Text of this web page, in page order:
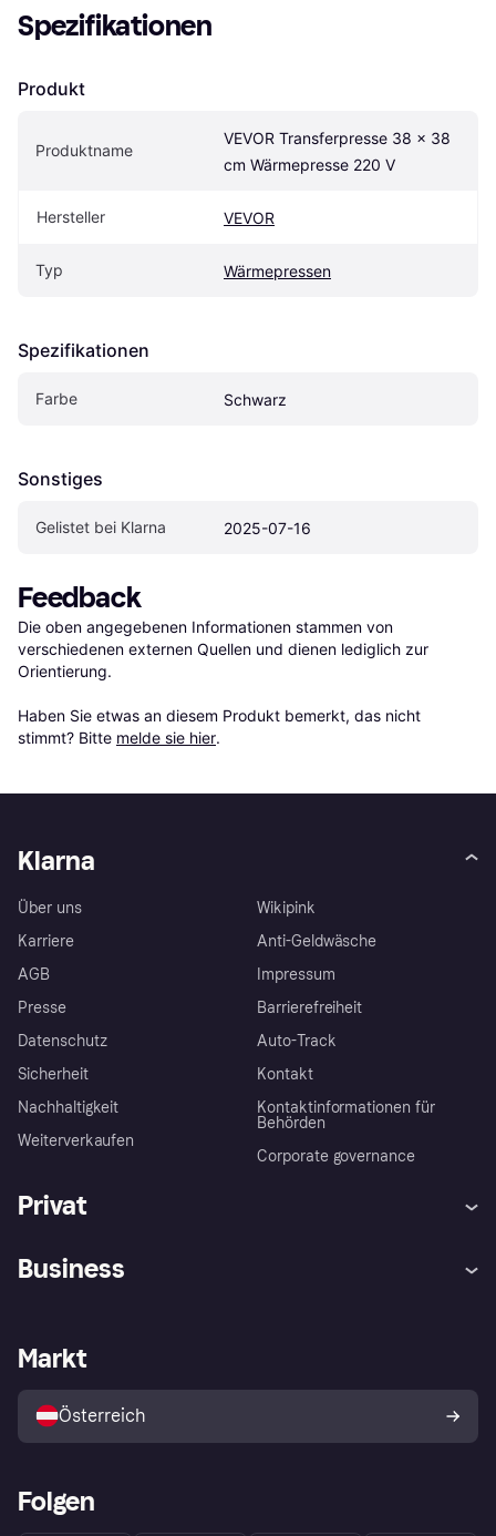
Spezifikationen
Produkt
Produktname
VEVOR Transferpresse 38 x 38
cm Wärmepresse 220 V
Hersteller VEVOR
Typ Wärmepressen
Spezifikationen
Farbe Schwarz
Sonstiges
Gelistet bei Klarna 2025-07-16
Feedback
Die oben angegebenen Informationen stammen von
verschiedenen externen Quellen und dienen lediglich zur
Orientierung.
Haben Sie etwas an diesem Produkt bemerkt, das nicht
stimmt? Bitte melde sie hier.
Klarna
Über uns
Karriere
AGB
Presse
Datenschutz
Sicherheit
Nachhaltigkeit
Weiterverkaufen
Wikipink
Anti-Geldwäsche
Impressum
Barrierefreiheit
Auto-Track
Kontakt
Kontaktinformationen für
Behörden
Corporate governance
Privat
Shops entdecken
Business
Händlerportal
Markt
Österreich
Folgen